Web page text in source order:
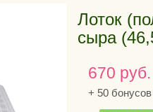
Лоток
сыра
670 руб.
+ 50 бонусов